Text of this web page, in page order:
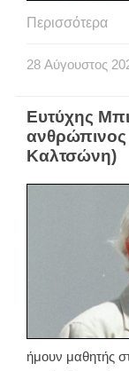
Περισσότερα
28 Αύγουστος
Ευτύχης
ανθρώπινος
Καλτσώνη)
ήμουν μαθητής